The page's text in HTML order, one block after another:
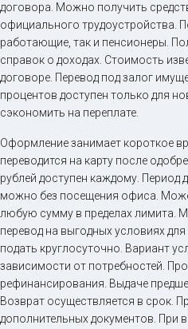
договора. Можно получить
официального трудоустройства.
работающие, так и пенсионеры.
справок о доходах. Стоимость
договоре. Перевод под залог
процентов доступен только для
сэкономить на переплате.
Оформление занимает короткое
переводится на карту после
рублей доступен каждому. Период
можно без посещения офиса.
любую сумму в пределах лимита.
перевод на выгодных условиях
подать круглосуточно. Вариант
зависимости от потребностей.
рефинансирования. Выдаче
Возврат осуществляется в срок.
дополнительных документов. При